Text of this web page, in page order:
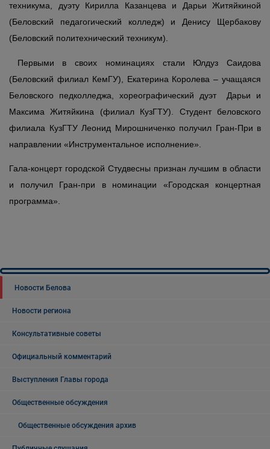
техникума, дуэту Кирилла Казанцева и Дарьи Житяйкиной
(Беловский педагогический колледж) и Денису Щербакову
(Беловский политехнический техникум).
Первыми в своих номинациях стали Юлдуз Саидова
(Беловский филиал КемГУ), Екатерина Королева – учащаяся
Беловского педколледжа, хореографический дуэт Дарьи и
Максима Житяйкина (филиал КузГТУ). Студент беловского
филиала КузГТУ Леонид Мирошниченко получил Гран-При в
направлении «Инструментальное исполнение».
Гала-концерт городской Студвесны признан лучшим в области
и получил Гран-при в номинации «Городская концертная
программа».
Новости Белова
Новости региона
Консультативные советы
Официальный комментарий
Выступления Главы города
Общественные обсуждения
Общественные обсуждения архив